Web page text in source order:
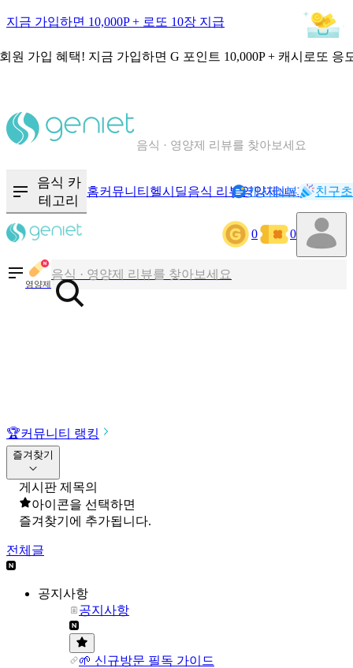
지금 가입하면 10,000P + 로또 10장 지급
원 가입 혜택! 지금 가입하면 G 포인트 10,000P + 캐시로또 응
칼로리와 영양성분을 검색해보세요
음식 카
테고리
홈커뮤니티 헬시딜음식 리뷰영양제NEW기록
캐시리뷰 친구
0 0
영양제
칼로리와 영양성분을 검색해보세요
혈당 · 다이어트 음식 검색해보세요
🏆커뮤니티 랭킹
즐겨찾기
게시판 제목의
아이콘을 선택하면
즐겨찾기에 추가됩니다.
전체글
공지사항
공지사항
🌱 신규방문 필독 가이드